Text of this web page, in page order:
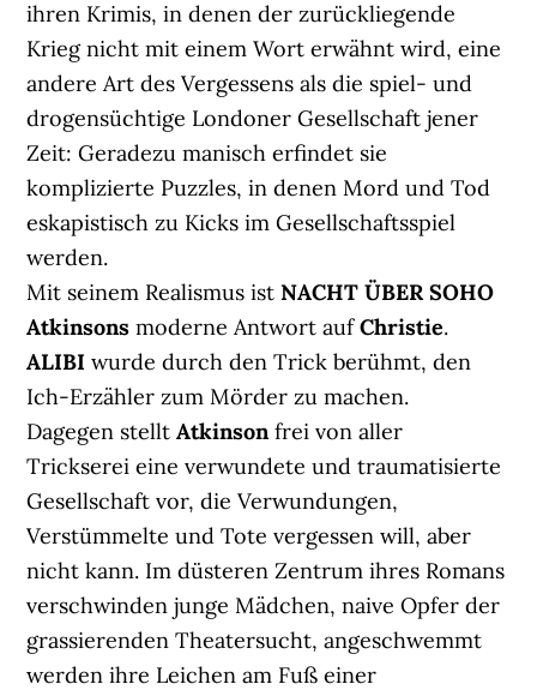
ihren Krimis, in denen der zurückliegende
Krieg nicht mit einem Wort erwähnt wird, eine
andere Art des Vergessens als die spiel- und
drogensüchtige Londoner Gesellschaft jener
Zeit: Geradezu manisch erfindet sie
komplizierte Puzzles, in denen Mord und Tod
eskapistisch zu Kicks im Gesellschaftsspiel
werden.
Mit seinem Realismus istNACHT ÜBER SOHO
Atkinsons moderne Antwort aufChristie.
ALIBI wurde durch den Trick berühmt, den
Ich-Erzähler zum Mörder zu machen.
Dagegen stelltAtkinsonfrei von aller
Trickserei eine verwundete und traumatisierte
Gesellschaft vor, die Verwundungen,
Verstümmelte und Tote vergessen will, aber
nicht kann. Im düsteren Zentrum ihres Romans
verschwinden junge Mädchen, naive Opfer der
grassierenden Theatersucht, angeschwemmt
werden ihre Leichen am Fuß einer